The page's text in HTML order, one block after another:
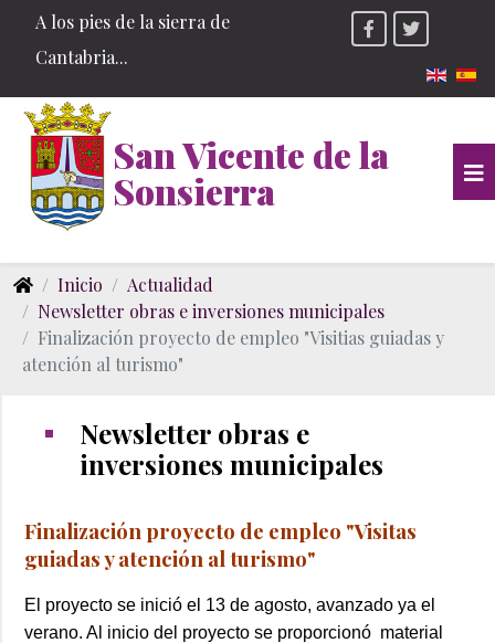
A los pies de la sierra de
Cantabria...
San Vicente de la
Sonsierra
Inicio
Actualidad
Newsletter obras e inversiones municipales
Finalización proyecto de empleo "Visitias guiadas y
atención al turismo"
Newsletter obras e
inversiones municipales
Finalización proyecto de empleo "Visitas
guiadas y atención al turismo"
El proyecto se inició el 13 de agosto, avanzado ya el
verano. Al inicio del proyecto se proporcionó material